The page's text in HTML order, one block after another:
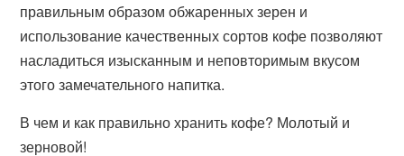
правильным образом обжаренных зерен и
использование качественных сортов кофе позволяют
насладиться изысканным и неповторимым вкусом
этого замечательного напитка.
В чем и как правильно хранить кофе? Молотый и
зерновой!